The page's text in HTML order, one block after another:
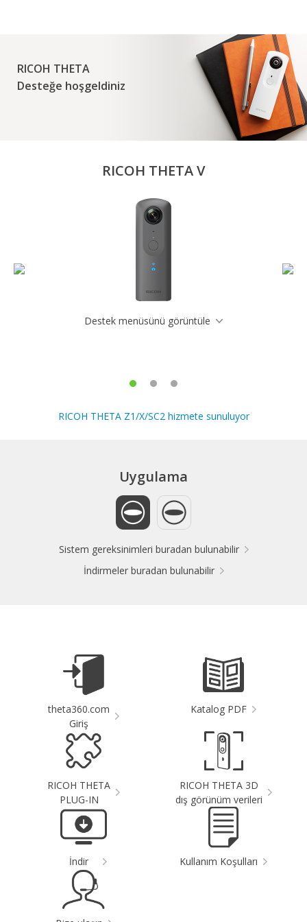
RICOH THETA
Desteğe hoşgeldiniz
RICOH THETA V
Destek menüsünü görüntüle
RICOH THETA Z1/X/SC2 hizmete sunuluyor
Uygulama
Sistem gereksinimleri buradan bulunabilir
İndirmeler buradan bulunabilir
theta360.com
Giriş
Katalog PDF
RICOH THETA
PLUG-IN
RICOH THETA 3D
dış görünüm verileri
İndir Kullanım Koşulları